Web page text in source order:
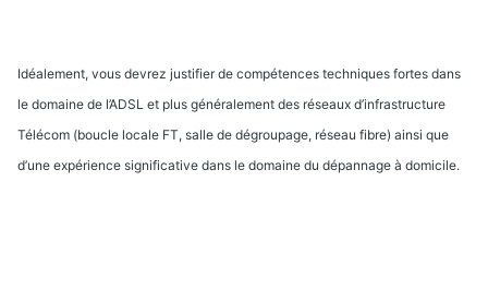
Idéalement, vous devrez justifier de compétences techniques fortes dans
le domaine de l’ADSL et plus généralement des réseaux d’infrastructure
Télécom (boucle locale FT, salle de dégroupage, réseau fibre) ainsi que
d’une expérience significative dans le domaine du dépannage à domicile.